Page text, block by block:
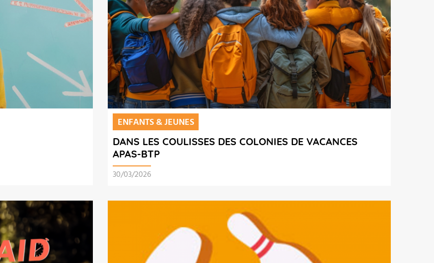
ENFANTS & JEUNES
DANS LES COULISSES DES COLONIES DE VACANCES
APAS-BTP
30/03/2026